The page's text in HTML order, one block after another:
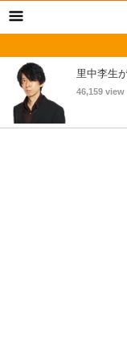
里中李生
46,159 view